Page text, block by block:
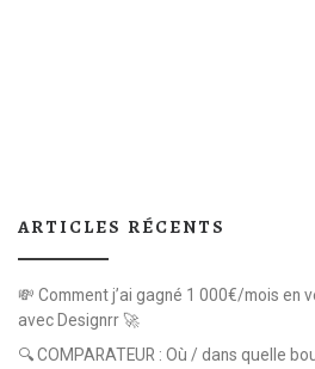
ARTICLES RÉCENTS
💸 Comment j’ai gagné 1 000€/mois en
avec Designrr 🚀
🔍 COMPARATEUR : Où / dans quelle